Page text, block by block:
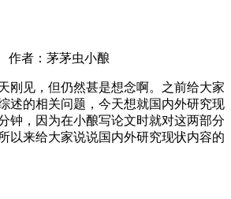
作者：茅茅虫小酿
刚见，但仍然甚是想念啊。之前给大家
述的相关问题，今天想就国内外研究现
钟，因为在小酿写论文时就对这两部分
以来给大家说说国内外研究现状内容的